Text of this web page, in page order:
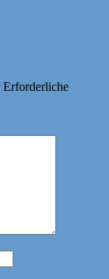
Erforderliche